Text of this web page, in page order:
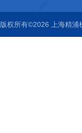
版权所有©2026 上海精